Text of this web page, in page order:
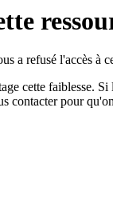
a refusé l'accès à
cette faiblesse.
contacter pour